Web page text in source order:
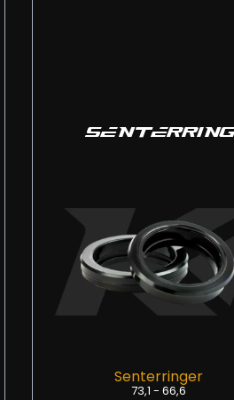
SENTERRING
Senterringer
73,1 - 66,6